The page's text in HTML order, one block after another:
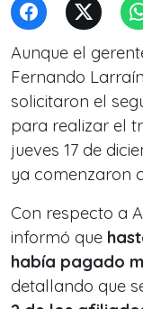
Aunque el
Fernando
solicitaron el
para realizar el
jueves 17 de
ya comenzaron
Con respecto a
informó que
había pagado
detallando que